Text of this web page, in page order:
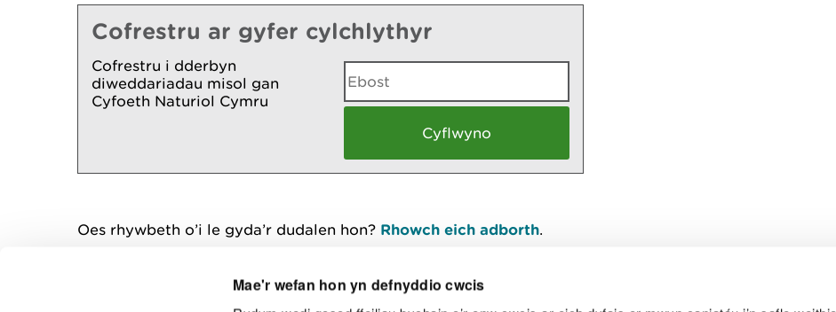
Mae'r wefan hon yn defnyddio cwcis
Cofrestru ar gyfer cylchlythyr
Cofrestru i dderbyn
diweddariadau misol gan
Cyfoeth Naturiol Cymru
Oes rhywbeth o’i le gyda’r dudalen hon? Rhowch eich adborth.